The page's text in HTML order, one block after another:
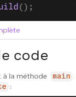
();
code
à la méthode main
: